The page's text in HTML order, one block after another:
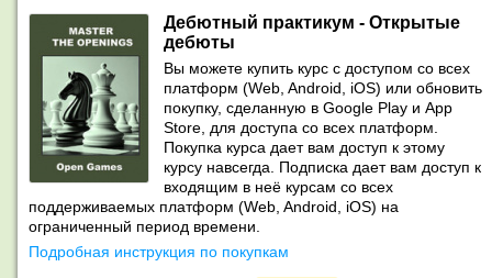
Дебютный практикум - Открытые
дебюты
Вы можете купить курс с доступом со всех
платформ (Web, Android, iOS) или обновить
покупку, сделанную в Google Play и App
Store, для доступа со всех платформ.
Покупка курса дает вам доступ к этому
курсу навсегда. Подписка дает вам доступ к
входящим в неё курсам со всех
поддерживаемых платформ (Web, Android, iOS) на
ограниченный период времени.
Подробная инструкция по покупкам